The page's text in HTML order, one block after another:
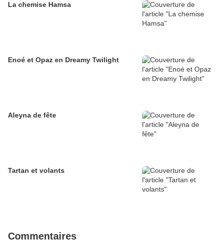
La chemise Hamsa
Enoé et Opaz en Dreamy Twilight
Aleyna de fête
Tartan et volants
Commentaires